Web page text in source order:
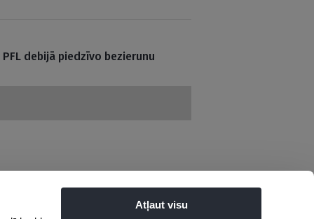
Atļaut visu
debijā piedzīvo bezierunu